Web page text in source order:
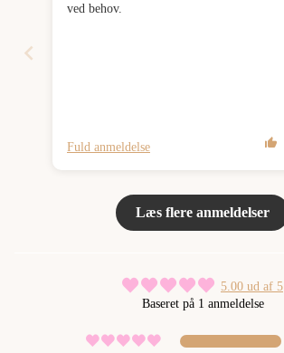
ved behov.
Fuld anmeldelse
Læs flere anmeldelser
5.00 ud af 5
Baseret på 1 anmeldelse